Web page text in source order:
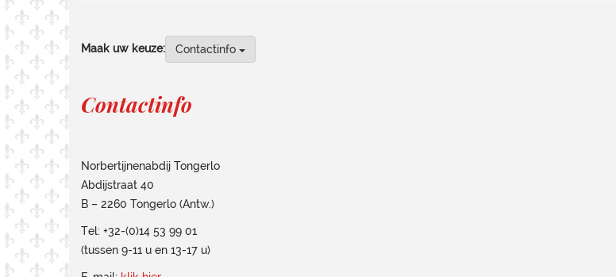
Maak uw keuze: Contactinfo
Contactinfo
Norbertijnenabdij Tongerlo
Abdijstraat 40
B – 2260 Tongerlo (Antw.)
Tel: +32-(0)14 53 99 01
(tussen 9-11 u en 13-17 u)